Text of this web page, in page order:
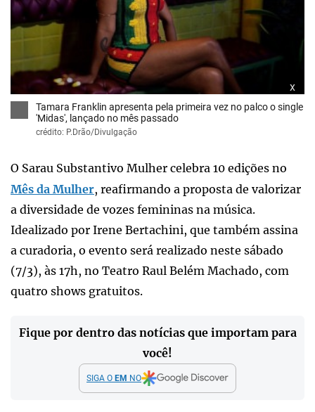
x
Tamara Franklin apresenta pela primeira vez no palco o single
'Midas', lançado no mês passado
crédito: P.Drão/Divulgação
O Sarau Substantivo Mulher celebra 10 edições no
Mês da Mulher, reafirmando a proposta de valorizar
a diversidade de vozes femininas na música.
Idealizado por Irene Bertachini, que também assina
a curadoria, o evento será realizado neste sábado
(7/3), às 17h, no Teatro Raul Belém Machado, com
quatro shows gratuitos.
Fique por dentro das notícias que importam para
você!
SIGA O EM NO